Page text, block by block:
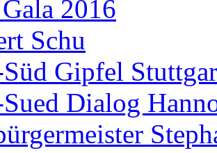
2016
Schu
Gipfel
Dialog